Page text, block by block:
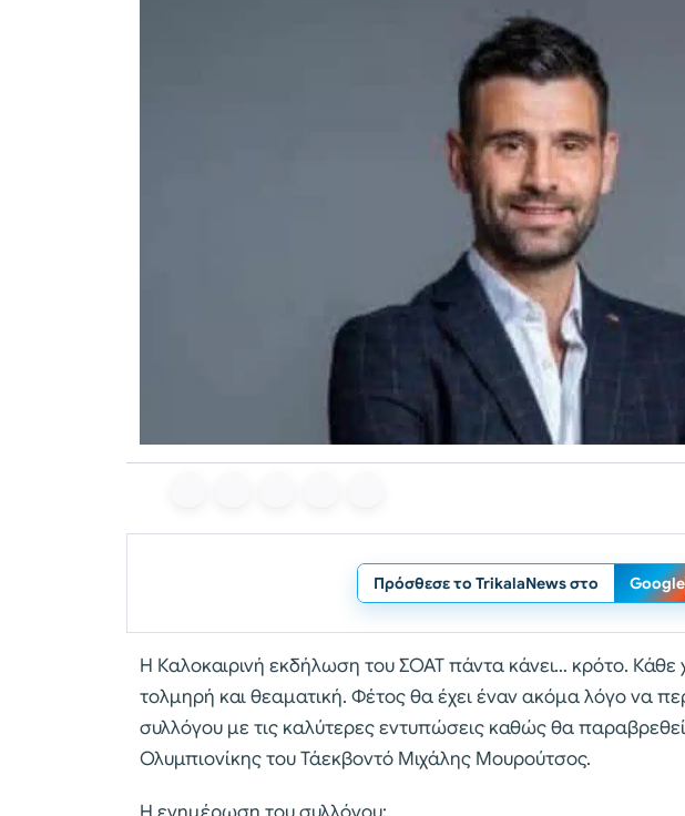
Πρόσθεσε το TrikalaNews στο Google
Η Καλοκαιρινή εκδήλωση του ΣΟΑΤ πάντα κάνει… κρότο. Κάθε
τολμηρή και θεαματική. Φέτος θα έχει έναν ακόμα λόγο να
συλλόγου με τις καλύτερες εντυπώσεις καθώς θα
Ολυμπιονίκης του Τάεκβοντό Μιχάλης Μουρούτσος.